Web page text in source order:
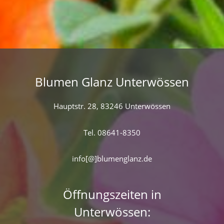
Blumen Glanz Unterwössen
Hauptstr. 28, 83246 Unterwössen
Tel. 08641-8350
info[@]blumenglanz.de
Öffnungszeiten in
Unterwössen: